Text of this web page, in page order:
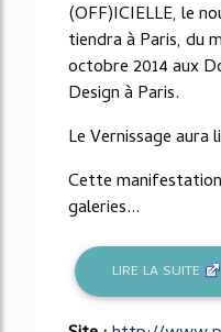
(OFF)ICIELLE, le
tiendra à Paris, du
octobre 2014 aux
Design à Paris.
Le Vernissage aura
Cette
galeries...
LIRE LA SUITE